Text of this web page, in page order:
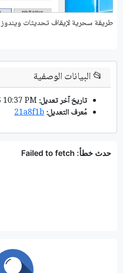
طريقة سحرية لإيقاف تحديثات ويندوز 10 التلقائية
📂البيانات الوصفية
تاريخ آخر تعديل:
مُعرف التعديل:21a8f1b